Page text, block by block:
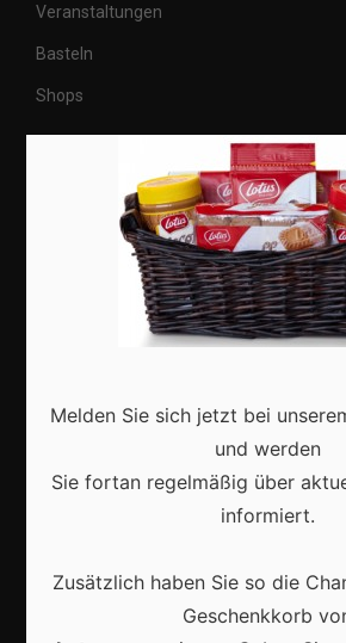
Veranstaltungen
Basteln
Shops
Karneval in Deutschland:
Melden Sie sich jetzt bei
und werden
Sie fortan regelmäßig über
informiert.
Zusätzlich haben Sie so die
Geschenkkorb